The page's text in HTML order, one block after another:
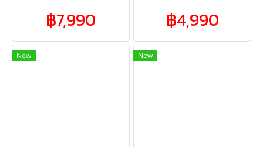
฿7,990 ฿4,990
New New